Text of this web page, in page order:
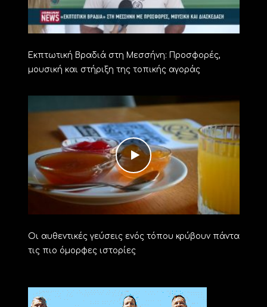
Εκπτωτική Βραδιά στη Μεσσήνη: Προσφορές,
μουσική και στήριξη της τοπικής αγοράς
Οι αυθεντικές γεύσεις ενός τόπου κρύβουν πάντα
τις πιο όμορφες ιστορίες